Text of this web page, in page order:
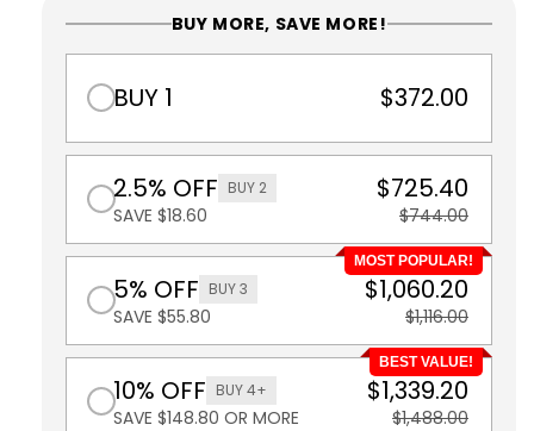
BUY MORE, SAVE MORE!
BUY 1 $372.00
2.5% OFF BUY 2
SAVE $18.60
$725.40
$744.00
MOST POPULAR!
5% OFF BUY 3
SAVE $55.80
$1,060.20
$1,116.00
BEST VALUE!
10% OFF BUY 4+
SAVE $148.80 OR MORE
$1,339.20
$1,488.00